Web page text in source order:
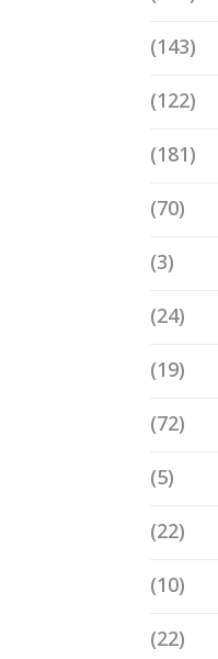
(143)
(122)
(181)
(70)
(3)
(24)
(19)
(72)
(5)
(22)
(10)
(22)